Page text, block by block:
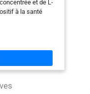
et de L-
à la santé
éléments ainsi
spéciaux, pour
Équilibré :
précieux pour le
énergétique.
savoureux, le